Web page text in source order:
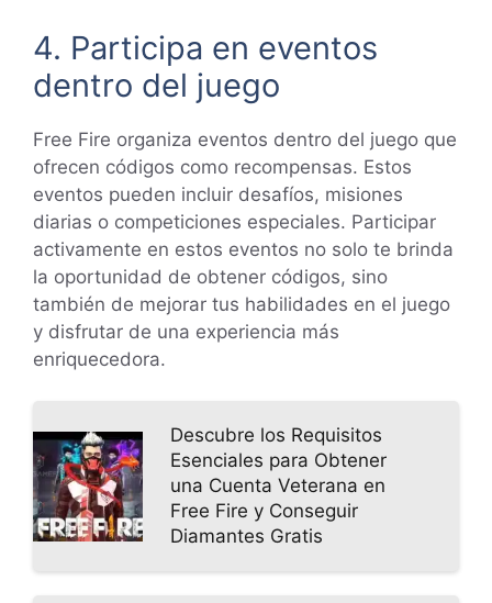
4. Participa en eventos
dentro del juego
Free Fire organiza eventos dentro del juego que
ofrecen códigos como recompensas. Estos
eventos pueden incluir desafíos, misiones
diarias o competiciones especiales. Participar
activamente en estos eventos no solo te brinda
la oportunidad de obtener códigos, sino
también de mejorar tus habilidades en el juego
y disfrutar de una experiencia más
enriquecedora.
Descubre los Requisitos
Esenciales para Obtener
una Cuenta Veterana en
Free Fire y Conseguir
Diamantes Gratis